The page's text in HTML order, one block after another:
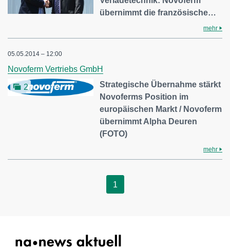
übernimmt die französische…
mehr
05.05.2014 – 12:00
Novoferm Vertriebs GmbH
2
Strategische Übernahme stärkt
Novoferms Position im
europäischen Markt / Novoferm
übernimmt Alpha Deuren
(FOTO)
mehr
1